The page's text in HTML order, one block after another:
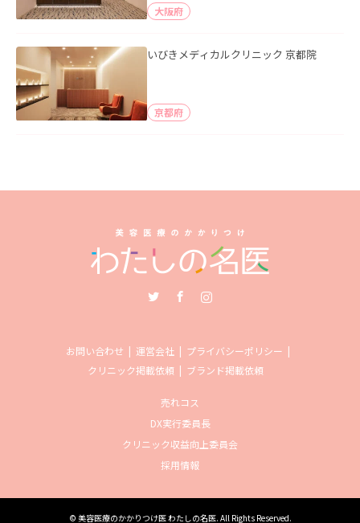
大阪府
いびきメディカルクリニック 京都院
京都府
お問い合わせ 運営会社
プライバシーポリシー
クリニック掲載依頼
ブランド掲載依頼
売れコス
DX実行委員長
クリニック収益向上委員会
採用情報
© 美容医療のかかりつけ医 わたしの名医. All Rights Reserved.